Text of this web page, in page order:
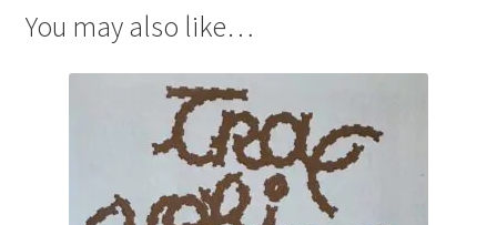
You may also like…